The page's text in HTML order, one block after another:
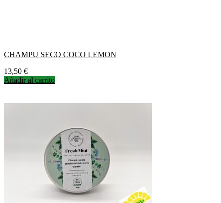
CHAMPU SECO COCO LEMON
Precio
13,50 €
Añadir al carrito